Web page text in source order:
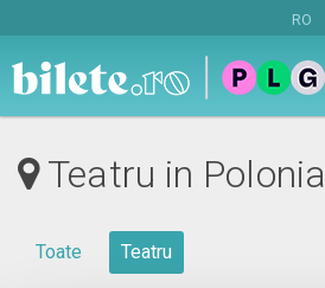
RO
Teatru in Polonia
Toate Teatru